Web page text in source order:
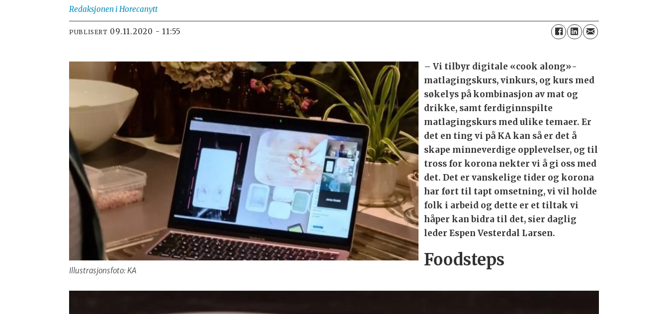
Redaksjonen i Horecanytt
PUBLISERT 09.11.2020 - 11:55
Illustrasjonsfoto: KA
– Vi tilbyr digitale «cook along»-
matlagingskurs, vinkurs, og kurs med
søkelys på kombinasjon av mat og
drikke, samt ferdiginnspilte
matlagingskurs med ulike temaer. Er
det en ting vi på KA kan så er det å
skape minneverdige opplevelser, og til
tross for korona nekter vi å gi oss med
det. Det er vanskelige tider og korona
har ført til tapt omsetning, vi vil holde
folk i arbeid og dette er et tiltak vi
håper kan bidra til det, sier daglig
leder Espen Vesterdal Larsen.
Foodsteps